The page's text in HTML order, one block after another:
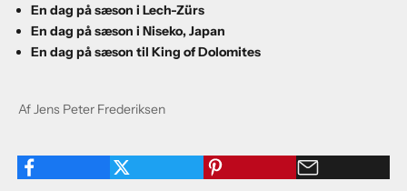
En dag på sæson i Lech-Zürs
En dag på sæson i Niseko, Japan
En dag på sæson til King of Dolomites
Af Jens Peter Frederiksen